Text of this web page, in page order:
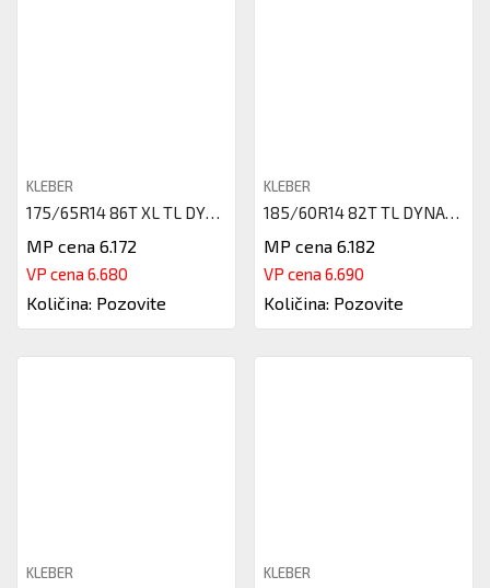
KLEBER
MP cena 6.172
VP cena 6.680
Količina: Pozovite
KLEBER
MP cena 6.182
VP cena 6.690
Količina: Pozovite
KLEBER KLEBER